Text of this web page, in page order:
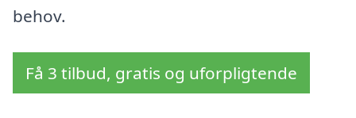
behov.
Få 3 tilbud, gratis og uforpligtende